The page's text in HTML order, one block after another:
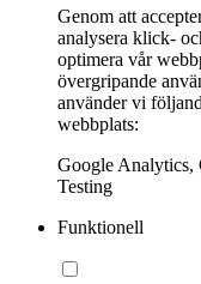
Genom att
analysera klick-
optimera vår
övergripande
använder vi
webbplats:
Google Analytics,
Testing
Funktionell